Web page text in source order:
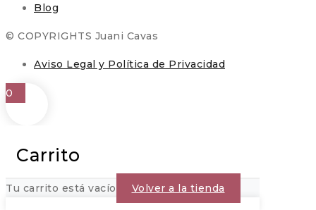
Blog
© COPYRIGHTS Juani Cavas
Aviso Legal y Política de Privacidad
0
Carrito
Tu carrito está vacío Volver a la tienda